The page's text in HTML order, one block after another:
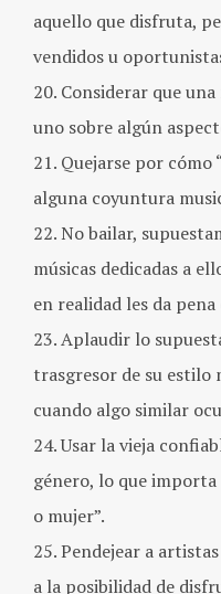
aquello que disfruta,
vendidos u
Considerar que
uno sobre algún
Quejarse por cómo
alguna coyuntura
No bailar,
músicas dedicadas a
en realidad les da
Aplaudir lo
trasgresor de su
cuando algo similar
Usar la vieja
género, lo que
o mujer”.
Pendejear a
a la posibilidad de